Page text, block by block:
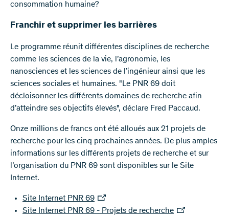
consommation humaine?
Franchir et supprimer les barrières
Le programme réunit différentes disciplines de recherche
comme les sciences de la vie, l’agronomie, les
nanosciences et les sciences de l’ingénieur ainsi que les
sciences sociales et humaines. "Le PNR 69 doit
décloisonner les différents domaines de recherche afin
d’atteindre ses objectifs élevés", déclare Fred Paccaud.
Onze millions de francs ont été alloués aux 21 projets de
recherche pour les cinq prochaines années. De plus amples
informations sur les différents projets de recherche et sur
l’organisation du PNR 69 sont disponibles sur le Site
Internet.
Site Internet PNR 69
Site Internet PNR 69 - Projets de recherche